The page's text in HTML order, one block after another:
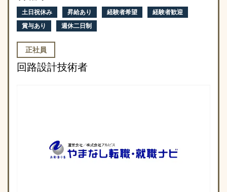
土日祝休み 昇給あり 経験者希望
経験者歓迎
賞与あり
週休二日制
正社員
回路設計技術者